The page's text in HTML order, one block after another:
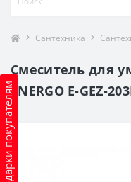
Подарки покупателям
Сантехника
Смеситель для
ENERGO E-GEZ-